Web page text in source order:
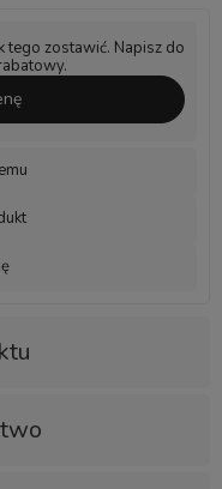
tego zostawić. Napisz do